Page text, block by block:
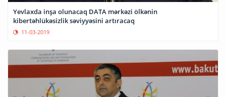
Yevlaxda inşa olunacaq DATA mərkəzi ölkənin
kibertəhlükəsizlik səviyyəsini artıracaq
11-03-2019